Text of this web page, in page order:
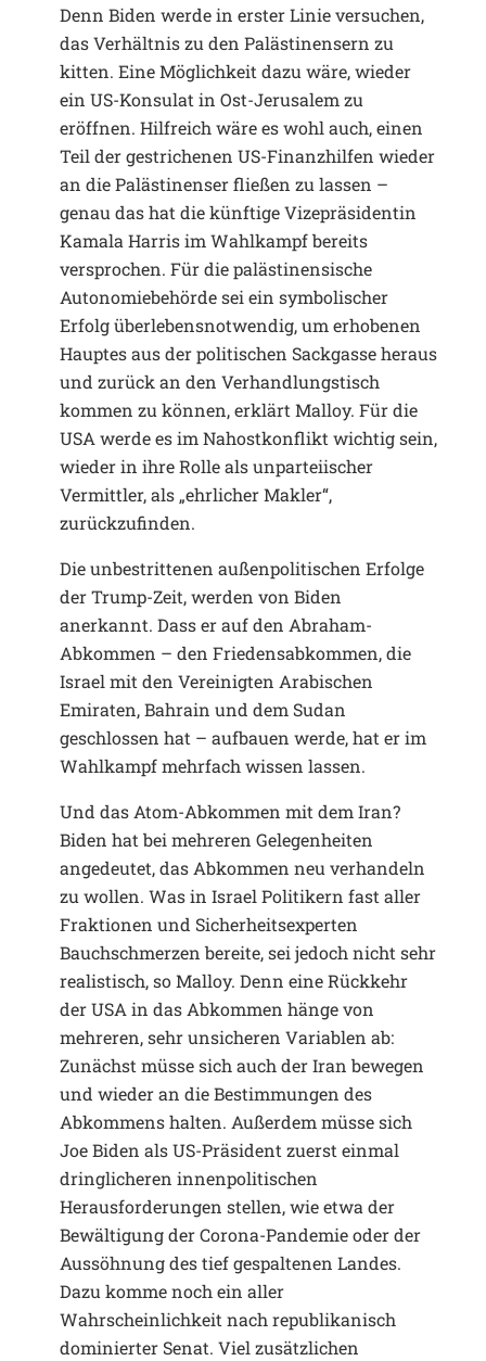
Denn Biden werde in erster Linie versuchen,
das Verhältnis zu den Palästinensern zu
kitten. Eine Möglichkeit dazu wäre, wieder
ein US-Konsulat in Ost-Jerusalem zu
eröffnen. Hilfreich wäre es wohl auch, einen
Teil der gestrichenen US-Finanzhilfen wieder
an die Palästinenser fließen zu lassen –
genau das hat die künftige Vizepräsidentin
Kamala Harris im Wahlkampf bereits
versprochen. Für die palästinensische
Autonomiebehörde sei ein symbolischer
Erfolg überlebensnotwendig, um erhobenen
Hauptes aus der politischen Sackgasse heraus
und zurück an den Verhandlungstisch
kommen zu können, erklärt Malloy. Für die
USA werde es im Nahostkonflikt wichtig sein,
wieder in ihre Rolle als unparteiischer
Vermittler, als „ehrlicher Makler“,
zurückzufinden.
Die unbestrittenen außenpolitischen Erfolge
der Trump-Zeit, werden von Biden
anerkannt. Dass er auf den Abraham-
Abkommen – den Friedensabkommen, die
Israel mit den Vereinigten Arabischen
Emiraten, Bahrain und dem Sudan
geschlossen hat – aufbauen werde, hat er im
Wahlkampf mehrfach wissen lassen.
Und das Atom-Abkommen mit dem Iran?
Biden hat bei mehreren Gelegenheiten
angedeutet, das Abkommen neu verhandeln
zu wollen. Was in Israel Politikern fast aller
Fraktionen und Sicherheitsexperten
Bauchschmerzen bereite, sei jedoch nicht sehr
realistisch, so Malloy. Denn eine Rückkehr
der USA in das Abkommen hänge von
mehreren, sehr unsicheren Variablen ab:
Zunächst müsse sich auch der Iran bewegen
und wieder an die Bestimmungen des
Abkommens halten. Außerdem müsse sich
Joe Biden als US-Präsident zuerst einmal
dringlicheren innenpolitischen
Herausforderungen stellen, wie etwa der
Bewältigung der Corona-Pandemie oder der
Aussöhnung des tief gespaltenen Landes.
Dazu komme noch ein aller
Wahrscheinlichkeit nach republikanisch
dominierter Senat. Viel zusätzlichen